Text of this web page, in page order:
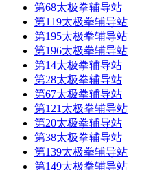
第68太极拳辅导站
第119太极拳辅导站
第195太极拳辅导站
第196太极拳辅导站
第14太极拳辅导站
第28太极拳辅导站
第67太极拳辅导站
第121太极拳辅导站
第20太极拳辅导站
第38太极拳辅导站
第139太极拳辅导站
第149太极拳辅导站